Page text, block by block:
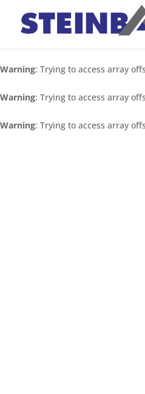
Warning: Trying to access array
Warning: Trying to access array
Warning: Trying to access array